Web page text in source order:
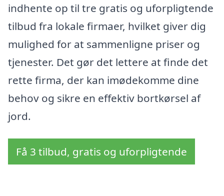
indhente op til tre gratis og uforpligtende
tilbud fra lokale firmaer, hvilket giver dig
mulighed for at sammenligne priser og
tjenester. Det gør det lettere at finde det
rette firma, der kan imødekomme dine
behov og sikre en effektiv bortkørsel af
jord.
Få 3 tilbud, gratis og uforpligtende